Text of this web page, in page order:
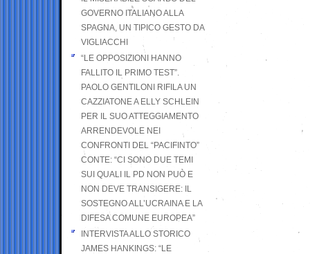
GOVERNO ITALIANO ALLA
SPAGNA, UN TIPICO GESTO DA
VIGLIACCHI
“LE OPPOSIZIONI HANNO
FALLITO IL PRIMO TEST”.
PAOLO GENTILONI RIFILA UN
CAZZIATONE A ELLY SCHLEIN
PER IL SUO ATTEGGIAMENTO
ARRENDEVOLE NEI
CONFRONTI DEL “PACIFINTO”
CONTE: “CI SONO DUE TEMI
SUI QUALI IL PD NON PUÒ E
NON DEVE TRANSIGERE: IL
SOSTEGNO ALL’UCRAINA E LA
DIFESA COMUNE EUROPEA”
INTERVISTA ALLO STORICO
JAMES HANKINGS: “LE